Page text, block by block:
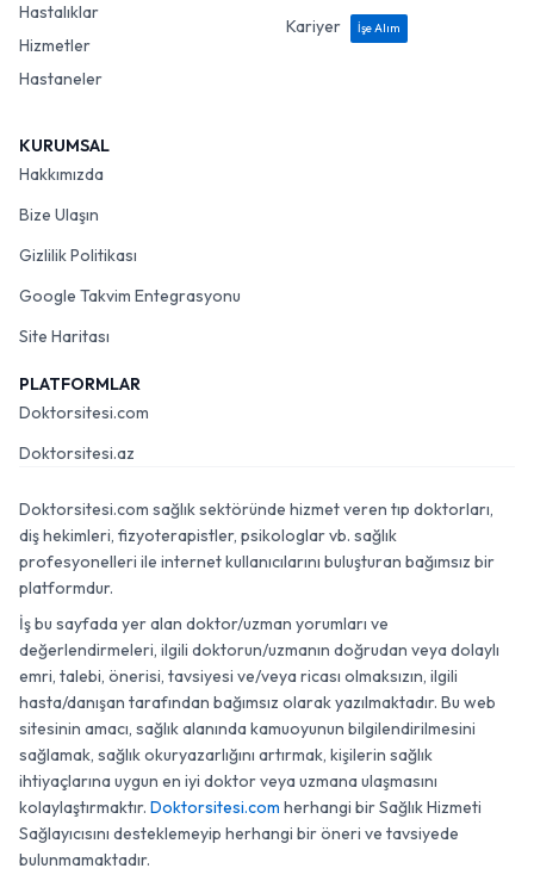
Hastalıklar
Hizmetler
Hastaneler
Kariyer
İşe Alım
KURUMSAL
Hakkımızda
Bize Ulaşın
Gizlilik Politikası
Google Takvim Entegrasyonu
Site Haritası
PLATFORMLAR
Doktorsitesi.com
Doktorsitesi.az
Doktorsitesi.com sağlık sektöründe hizmet veren tıp doktorları,
diş hekimleri, fizyoterapistler, psikologlar vb. sağlık
profesyonelleri ile internet kullanıcılarını buluşturan bağımsız bir
platformdur.
İş bu sayfada yer alan doktor/uzman yorumları ve
değerlendirmeleri, ilgili doktorun/uzmanın doğrudan veya dolaylı
emri, talebi, önerisi, tavsiyesi ve/veya ricası olmaksızın, ilgili
hasta/danışan tarafından bağımsız olarak yazılmaktadır. Bu web
sitesinin amacı, sağlık alanında kamuoyunun bilgilendirilmesini
sağlamak, sağlık okuryazarlığını artırmak, kişilerin sağlık
ihtiyaçlarına uygun en iyi doktor veya uzmana ulaşmasını
kolaylaştırmaktır. Doktorsitesi.com herhangi bir Sağlık Hizmeti
Sağlayıcısını desteklemeyip herhangi bir öneri ve tavsiyede
bulunmamaktadır.